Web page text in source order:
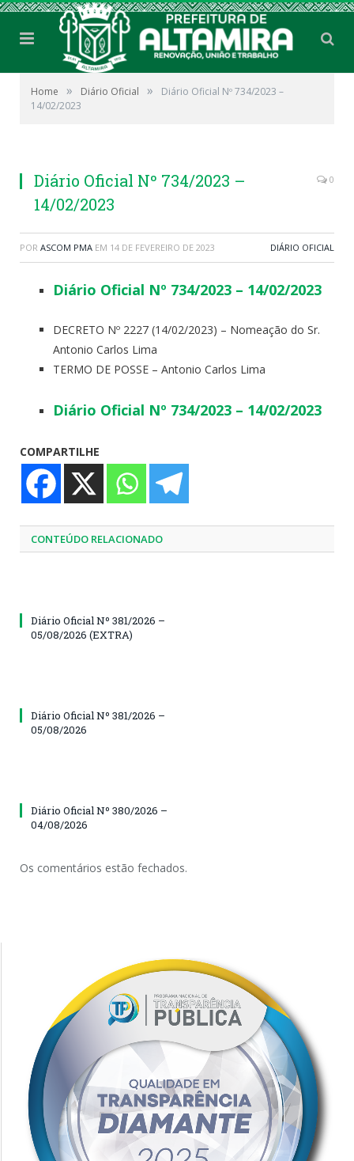
Home » Diário Oficial »
Diário Oficial Nº 734/2023 –
14/02/2023
Diário Oficial Nº 734/2023 –
14/02/2023
0
POR ASCOM PMA EM 14 DE FEVEREIRO DE 2023 DIÁRIO OFICIAL
Diário Oficial Nº 734/2023 – 14/02/2023
DECRETO Nº 2227 (14/02/2023) – Nomeação do Sr.
Antonio Carlos Lima
TERMO DE POSSE – Antonio Carlos Lima
Diário Oficial Nº 734/2023 – 14/02/2023
COMPARTILHE
CONTEÚDO RELACIONADO
Diário Oficial Nº 381/2026 –
05/08/2026 (EXTRA)
Diário Oficial Nº 381/2026 –
05/08/2026
Diário Oficial Nº 380/2026 –
04/08/2026
Os comentários estão fechados.